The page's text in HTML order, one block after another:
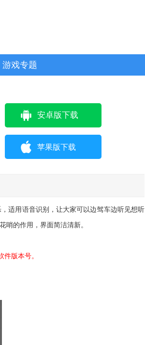
游戏专题
安卓版下载
苹果版下载
适用语音识别，让大家可以边驾车边听见想听
哨的作用，界面简洁清新。
版本号。